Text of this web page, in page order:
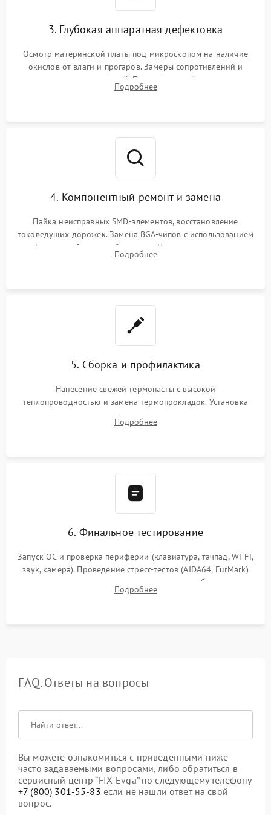
3. Глубокая аппаратная дефектовка
Осмотр материнской платы под микроскопом на наличие
окислов от влаги и прогаров. Замеры сопротивлений и
дежурных напряжений. Проверка цепей питания,
мультиконтроллера, процессора и видеочипа.
Подробнее
4. Компонентный ремонт и замена
Пайка неисправных SMD-элементов, восстановление
токоведущих дорожек. Замена BGA-чипов с использованием
инфракрасной паяльной станции. Прошивка микросхемы
BIOS или замена поврежденных портов USB
Подробнее
5. Сборка и профилактика
Нанесение свежей термопасты с высокой
теплопроводностью и замена термопрокладок. Установка
шлейфов, модулей памяти и накопителей. Предварительная
Подробнее
6. Финальное тестирование
Запуск ОС и проверка периферии (клавиатура, тачпад, Wi-Fi,
звук, камера). Проведение стресс-тестов (AIDA64, FurMark)
для контроля температурного режима и стабильности
системы под пиковой нагрузкой.
Подробнее
FAQ. Ответы на вопросы
Вы можете ознакомиться с приведенными ниже
часто задаваемыми вопросами, либо обратиться в
сервисный центр “FIX-Evga” по следующему телефону
+7 (800) 301-55-83 если не нашли ответ на свой
вопрос.